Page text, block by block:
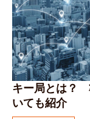
キー局とは？
いても紹介